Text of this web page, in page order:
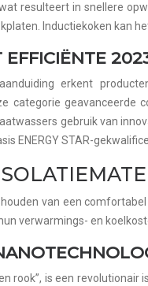
resulteert in snellere
Inductiekoken kan
EFFICIËNTE
aanduiding erkent
categorie geavanceerde
gebruik van
ENERGY STAR-
van een
verwarmings- en
rook”, is een